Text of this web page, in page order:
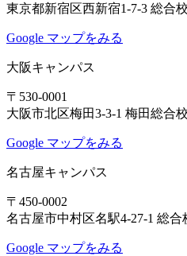
東京都新宿区西新宿1-7-3 総合
Google マップをみる
大阪キャンパス
〒530-0001
大阪市北区梅田3-3-1 梅田総合
Google マップをみる
名古屋キャンパス
〒450-0002
名古屋市中村区名駅4-27-1 総
Google マップをみる